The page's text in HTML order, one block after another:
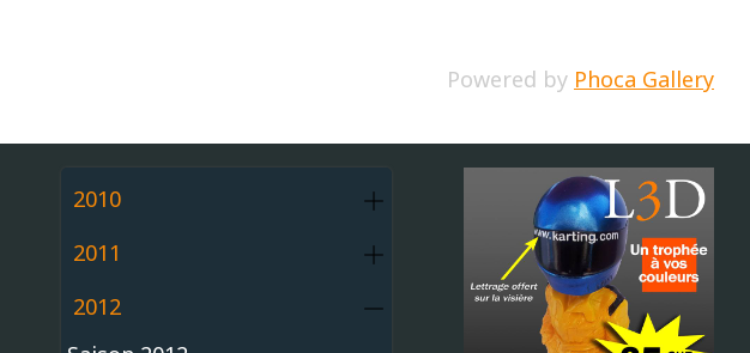
Powered by Phoca Gallery
2010
2011
2012